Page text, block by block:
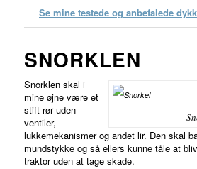
Se mine testede og anbefalede
SNORKLEN
Snorklen skal i
mine øjne være et
stift rør uden
ventiler,
lukkemekanismer og andet lir. Den skal
mundstykke og så ellers kunne tåle at
traktor uden at tage skade.